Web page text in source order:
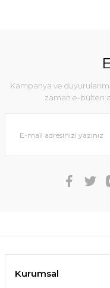
Kampanya ve
zaman e-bülten
Kurumsal